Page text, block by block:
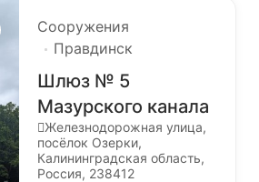
Сооружения
Правдинск
Шлюз № 5
Мазурского канала
Железнодорожная улица,
посёлок Озерки,
Калининградская область,
Россия, 238412